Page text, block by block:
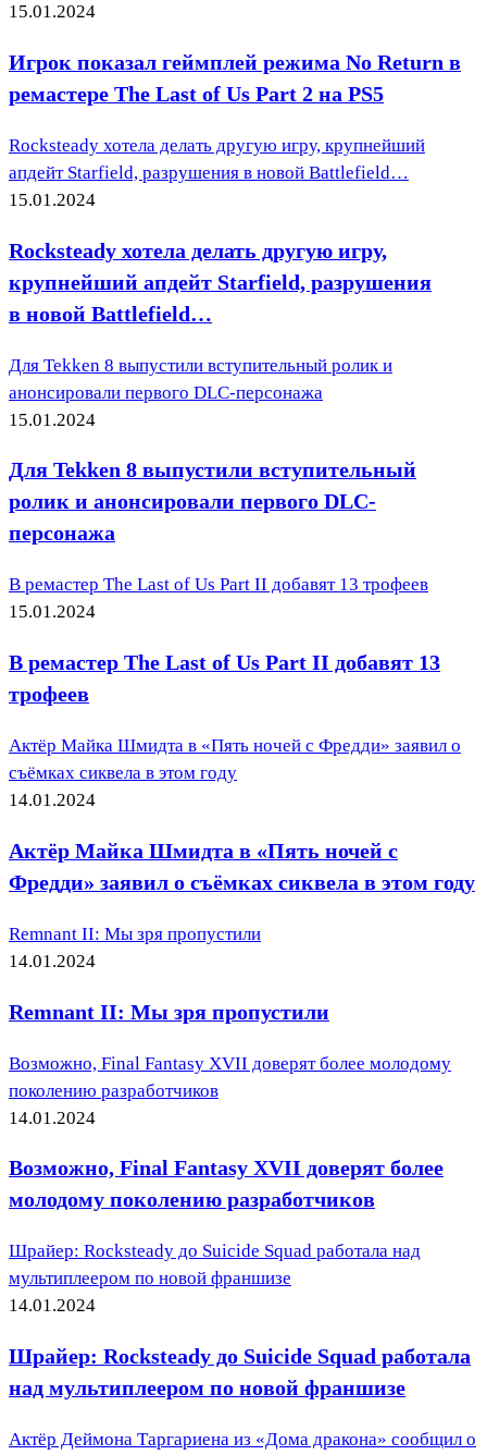
15.01.2024
Игрок показал геймплей режима No Return в
ремастере The Last of Us Part 2 на PS5
Rocksteady хотела делать другую игру, крупнейший
апдейт Starfield, разрушения в новой Battlefield…
15.01.2024
Rocksteady хотела делать другую игру,
крупнейший апдейт Starfield, разрушения
в новой Battlefield…
Для Tekken 8 выпустили вступительный ролик и
анонсировали первого DLC-персонажа
15.01.2024
Для Tekken 8 выпустили вступительный
ролик и анонсировали первого DLC-
персонажа
В ремастер The Last of Us Part II добавят 13 трофеев
15.01.2024
В ремастер The Last of Us Part II добавят 13
трофеев
Актёр Майка Шмидта в «Пять ночей с Фредди» заявил о
съёмках сиквела в этом году
14.01.2024
Актёр Майка Шмидта в «Пять ночей с
Фредди» заявил о съёмках сиквела в этом году
Remnant II: Мы зря пропустили
14.01.2024
Remnant II: Мы зря пропустили
Возможно, Final Fantasy XVII доверят более молодому
поколению разработчиков
14.01.2024
Возможно, Final Fantasy XVII доверят более
молодому поколению разработчиков
Шрайер: Rocksteady до Suicide Squad работала над
мультиплеером по новой франшизе
14.01.2024
Шрайер: Rocksteady до Suicide Squad работала
над мультиплеером по новой франшизе
Актёр Деймона Таргариена из «Дома дракона» сообщил о